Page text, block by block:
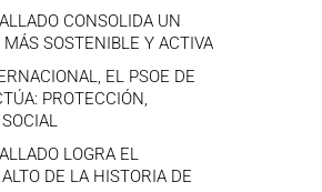
CONSOLIDA UN
SOSTENIBLE Y ACTIVA
EL PSOE DE
PROTECCIÓN,
LOGRA EL
DE LA HISTORIA DE